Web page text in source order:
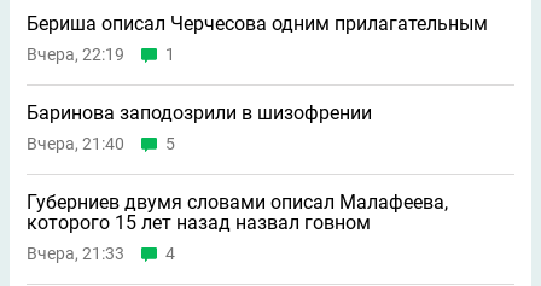
Бериша описал Черчесова одним прилагательным
Вчера, 22:19 1
Баринова заподозрили в шизофрении
Вчера, 21:40 5
Губерниев двумя словами описал Малафеева,
которого 15 лет назад назвал говном
Вчера, 21:33 4